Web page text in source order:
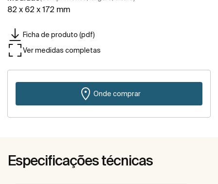
82 x 62 x 172 mm
Ficha de produto (pdf)
Ver medidas completas
Onde comprar
Especificações técnicas